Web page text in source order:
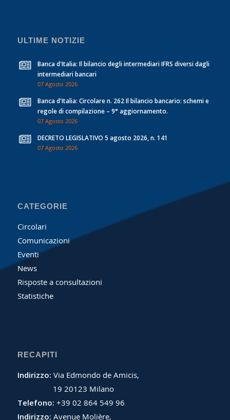
ULTIME NOTIZIE
Banca d'Italia: Il bilancio degli intermediari IFRS diversi dagli
intermediari bancari
07 Agosto 2026
Banca d'Italia: Circolare n. 262 Il bilancio bancario: schemi e
regole di compilazione – 9° aggiornamento.
07 Agosto 2026
DECRETO LEGISLATIVO 5 agosto 2026, n. 141
07 Agosto 2026
CATEGORIE
Circolari
Comunicazioni
Eventi
News
Risposte a consultazioni
Statistiche
RECAPITI
Indirizzo: Via Edmondo de Amicis,
19 20123 Milano
Telefono: +39 02 864 549 96
Indirizzo: Avenue Molière,